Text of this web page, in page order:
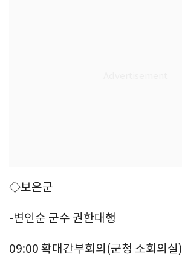
◇보은군
-변인순 군수 권한대행
09:00 확대간부회의(군청 소회의실)